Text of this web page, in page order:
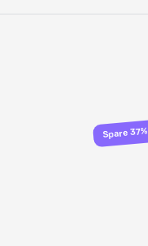
Spare 37%